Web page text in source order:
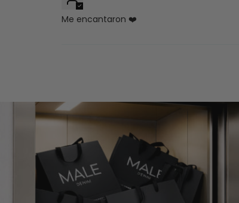
Me encantaron ❤️